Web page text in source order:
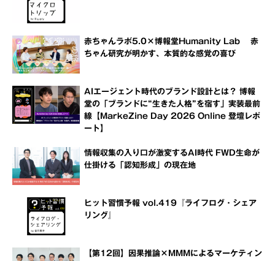
赤ちゃんラボ5.0×博報堂Humanity Lab 赤
ちゃん研究が明かす、本質的な感覚の喜び
AIエージェント時代のブランド設計とは？ 博報
堂の「ブランドに“生きた人格”を宿す」実装最前
線【MarkeZine Day 2026 Online 登壇レポ
ート】
情報収集の入り口が激変するAI時代 FWD生命が
仕掛ける「認知形成」の現在地
ヒット習慣予報 vol.419『ライフログ・シェア
リング』
【第12回】因果推論×MMMによるマーケティン